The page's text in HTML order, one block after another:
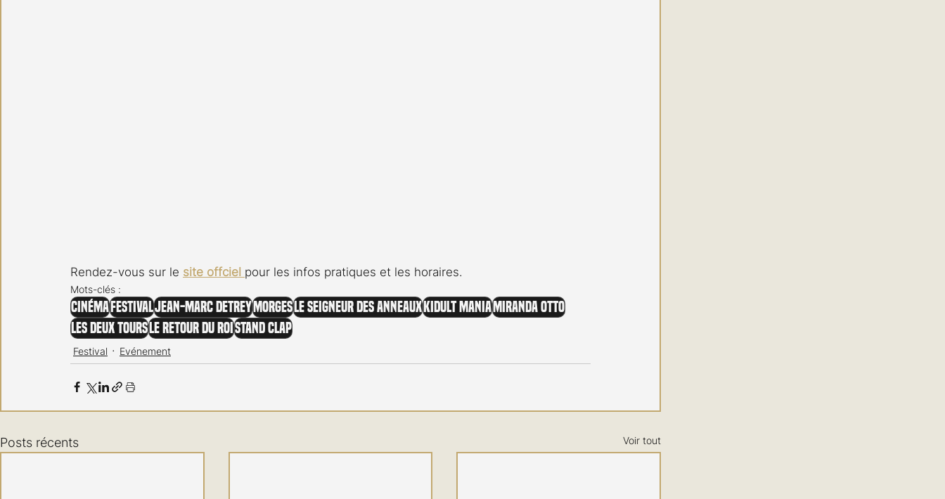
Rendez-vous sur le site offciel pour les infos pratiques et les horaires.
Mots-clés :
Cinéma FestivalJean-Marc DetreyMorges Le Seigneur des Anneaux Kidult ManiaMiranda Otto
Les Deux Tours Le Retour du RoiStand Clap
Festival Evénement
Posts récents Voir tout